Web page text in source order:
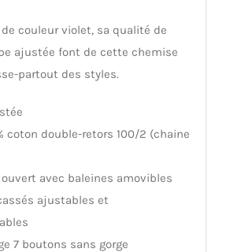
couleur violet, sa qualité de
ajustée font de cette chemise
partout des styles.
coton double-retors 100/2 (chaine
avec baleines amovibles
ajustables et
7 boutons sans gorge